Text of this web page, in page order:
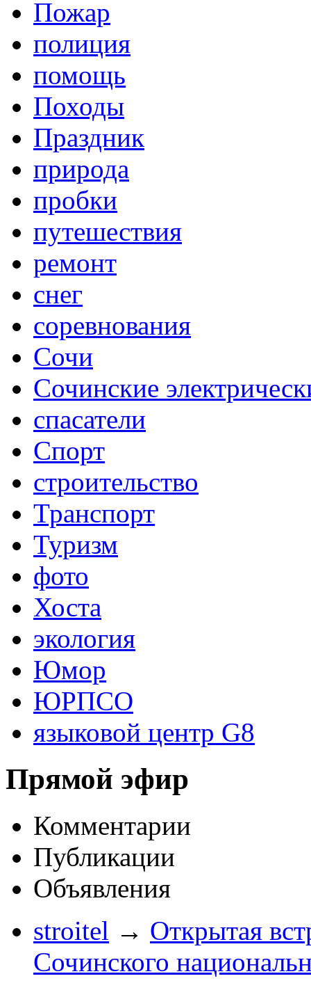
Пожар
полиция
помощь
Походы
Праздник
природа
пробки
путешествия
ремонт
снег
соревнования
Сочи
Сочинские
спасатели
Спорт
строительство
Транспорт
Туризм
фото
Хоста
экология
Юмор
ЮРПСО
языковой центр G8
Прямой эфир
Комментарии
Публикации
Объявления
stroitel → Открытая
Сочинского